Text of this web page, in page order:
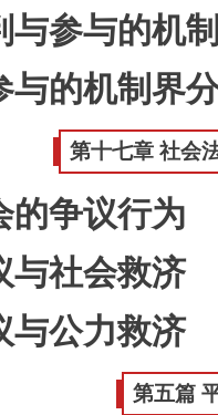
与参与的机
与的机制界
第十七章 社会
的争议行为
与社会救济
与公力救济
第五篇